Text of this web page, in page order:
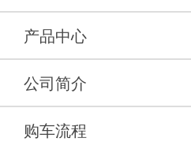
产品中心
公司简介
购车流程